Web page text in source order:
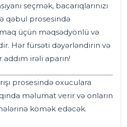
seçmək, bacarıqlarınızı
qəbul prosesində
üçün məqsədyönlü və
Hər fürsəti dəyərləndirin və
addım irəli aparın!
prosesində oxuculara
məlumat verir və onların
kömək edəcək.